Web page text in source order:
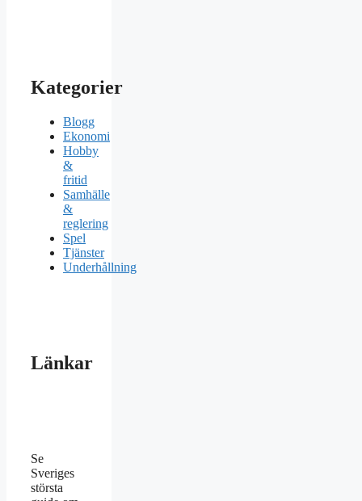
Kategorier
Blogg
Ekonomi
Hobby
&
fritid
Samhälle
&
reglering
Spel
Tjänster
Underhållning
Länkar
Se
Sveriges
största